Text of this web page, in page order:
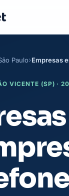
Paulo Empresas
VICENTE (SP) ·